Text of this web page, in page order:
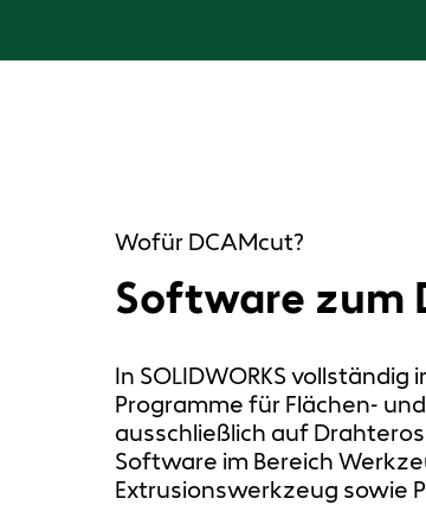
Wofür DCAMcut?
Software zum
In SOLIDWORKS
Programme für Flächen-
ausschließlich auf
Software im Bereich
Extrusionswerkzeug sowie